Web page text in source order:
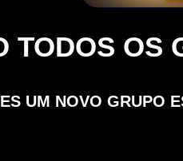
TODOS OS
UM NOVO GRUPO